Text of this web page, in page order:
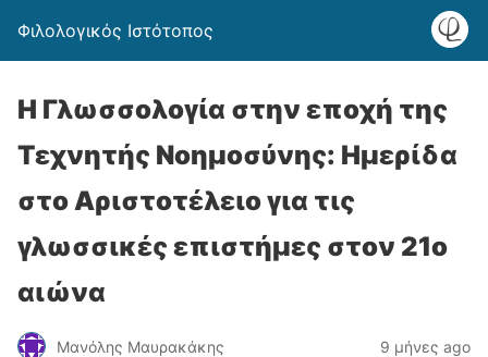
Φιλολογικός Ιστότοπος
Η Γλωσσολογία στην εποχή της
Τεχνητής Νοημοσύνης: Ημερίδα
στο Αριστοτέλειο για τις
γλωσσικές επιστήμες στον 21ο
αιώνα
Μανόλης Μαυρακάκης 9 μήνες ago